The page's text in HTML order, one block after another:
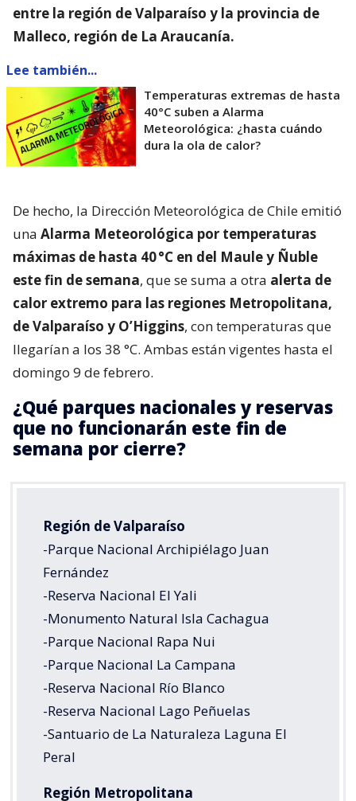
entre la región de Valparaíso y la provincia de
Malleco, región de La Araucanía.
Lee también...
Temperaturas extremas de hasta
40°C suben a Alarma
Meteorológica: ¿hasta cuándo
dura la ola de calor?
De hecho, la Dirección Meteorológica de Chile emitió
una Alarma Meteorológica por temperaturas
máximas de hasta 40 °C en del Maule y Ñuble
este fin de semana, que se suma a otra alerta de
calor extremo para las regiones Metropolitana,
de Valparaíso y O’Higgins, con temperaturas que
llegarían a los 38 °C. Ambas están vigentes hasta el
domingo 9 de febrero.
¿Qué parques nacionales y reservas
que no funcionarán este fin de
semana por cierre?
Región de Valparaíso
-Parque Nacional Archipiélago Juan
Fernández
-Reserva Nacional El Yali
-Monumento Natural Isla Cachagua
-Parque Nacional Rapa Nui
-Parque Nacional La Campana
-Reserva Nacional Río Blanco
-Reserva Nacional Lago Peñuelas
-Santuario de La Naturaleza Laguna El
Peral
Región Metropolitana